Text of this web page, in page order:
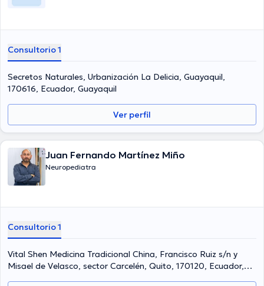
Consultorio 1
Secretos Naturales, Urbanización La Delicia, Guayaquil,
170616, Ecuador, Guayaquil
Ver perfil
Juan Fernando Martínez Miño
Neuropediatra
Consultorio 1
Vital Shen Medicina Tradicional China, Francisco Ruiz s/n y
Misael de Velasco, sector Carcelén, Quito, 170120, Ecuador,